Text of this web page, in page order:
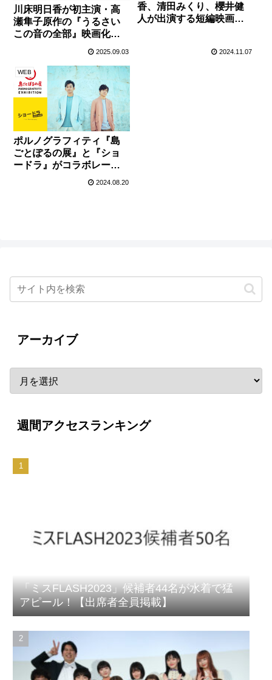
川床明日香が初主演・高
瀬隼子原作の『うるさい
この音の全部』映画化決
2025.09.03
香、清田みくり、櫻井健
人が出演する短編映画
2024.11.07
WEB
ポルノグラフィティ『島
ごとぽるの展』と『ショ
ードラ』がコラボレーシ
ョン！ドラマ3作品が公
2024.08.20
アーカイブ
週間アクセスランキング
「ミスFLASH2023」候補者44名が水着で猛
アピール！【出席者全員掲載】